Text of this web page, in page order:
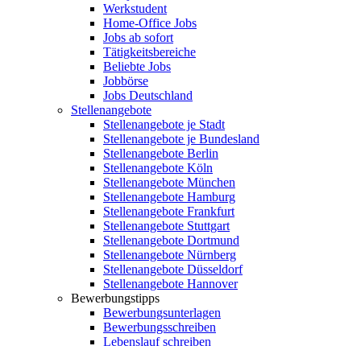
Werkstudent
Home-Office Jobs
Jobs ab sofort
Tätigkeitsbereiche
Beliebte Jobs
Jobbörse
Jobs Deutschland
Stellenangebote
Stellenangebote je Stadt
Stellenangebote je Bundesland
Stellenangebote Berlin
Stellenangebote Köln
Stellenangebote München
Stellenangebote Hamburg
Stellenangebote Frankfurt
Stellenangebote Stuttgart
Stellenangebote Dortmund
Stellenangebote Nürnberg
Stellenangebote Düsseldorf
Stellenangebote Hannover
Bewerbungstipps
Bewerbungsunterlagen
Bewerbungsschreiben
Lebenslauf schreiben